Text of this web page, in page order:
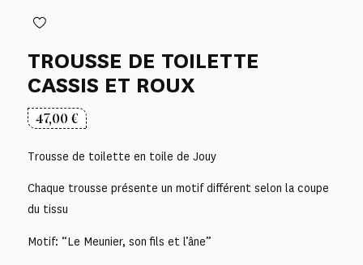
TROUSSE DE TOILETTE
CASSIS ET ROUX
47,00€
Trousse de toilette en toile de Jouy
Chaque trousse présente un motif différent selon la coupe
du tissu
Motif: “Le Meunier, son fils et l’âne”